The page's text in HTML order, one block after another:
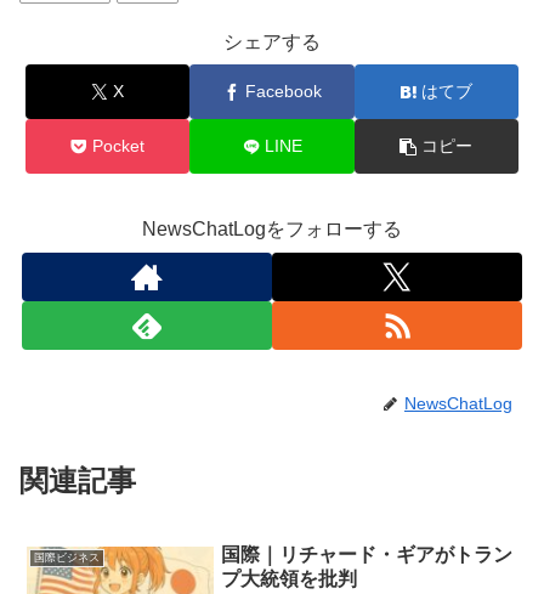
シェアする
X Facebook はてブ
Pocket LINE コピー
NewsChatLogをフォローする
NewsChatLog
関連記事
国際ビジネス
国際｜リチャード・ギアがトラン
プ大統領を批判